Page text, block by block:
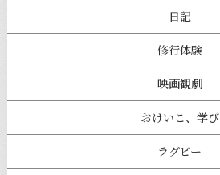
日記
修行体験
映画観劇
おけいこ、学び
ラグビー